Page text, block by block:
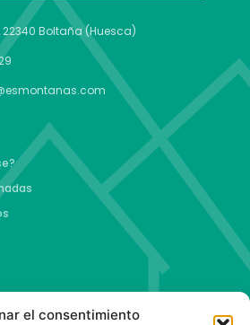
el consentimiento
22340 Boltaña (Huesca)